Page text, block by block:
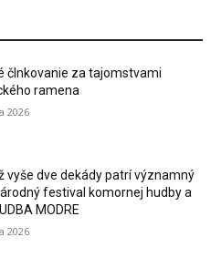
člnkovanie za tajomstvami
ramena
2026
vyše dve dekády patrí významný
festival komornej hudby a
MODRE
2026